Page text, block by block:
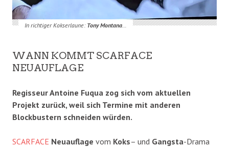
In richtiger Kokserlaune: Tony Montana…
WANN KOMMT SCARFACE
NEUAUFLAGE
Regisseur Antoine Fuqua zog sich vom aktuellen
Projekt zurück, weil sich Termine mit anderen
Blockbustern schneiden würden.
SCARFACE Neuauflage vom Koks– und Gangsta-Drama